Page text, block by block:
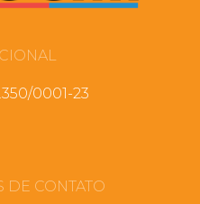
0001-23
DE CONTATO